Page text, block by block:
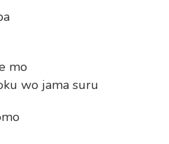
mo
wo jama suru